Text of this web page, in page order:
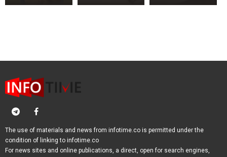
The use of materials and news from infotime.co is permitted under the
condition of linking to infotime.co
For news sites and online publications, a direct, open for search engines,